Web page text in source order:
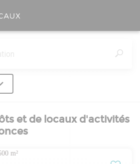
et de locaux d'activités